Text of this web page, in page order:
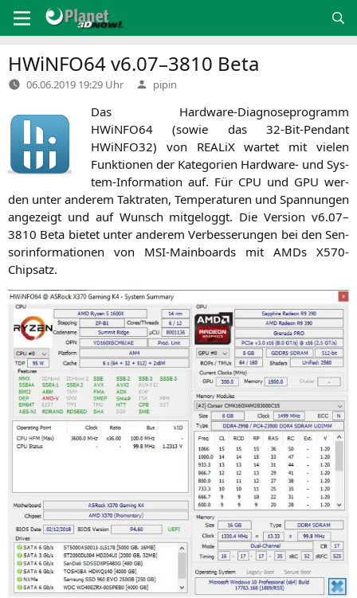
Inhalt
springen
HWiNFO64 v6.07–3810 Beta
06.06.2019 19:29 Uhr Verfasst
von
pipin
Das Hard­ware-Dia­gno­se­pro­gramm
HWiNFO64 (sowie das 32-Bit-Pen­dant
HWiNFO32) von REA­LiX war­tet mit vie­len
Funk­tio­nen der Kate­go­rien Hard­ware- und Sys­
tem-Infor­ma­ti­on auf. Für CPU und GPU wer­
den unter ande­rem Takt­ra­ten, Tem­pe­ra­tu­ren und Span­nun­gen
ange­zeigt und auf Wunsch mit­ge­loggt. Die Ver­si­on v6.07–
3810 Beta bie­tet unter ande­rem Ver­bes­se­run­gen bei den Sen­
sor­in­for­ma­tio­nen von MSI-Main­boards mit AMDs X570-
Chipsatz.